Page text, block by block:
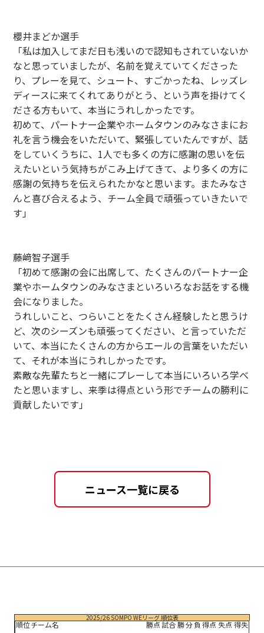
櫻井まどか選手
「私は加入してまだ日も浅いので認知もされていないか
なと思っていましたが、名前を覚えていてくださった
り、プレーを見て、シュート、すごかったね、レッズレ
ディースに来てくれてありがとう、という声を掛けてく
ださる方もいて、本当にうれしかったです。
初めて、パートナー企業やホームタウンのみなさまにお
礼を言う機会をいただいて、緊張していたんですが、話
をしていくうちに、1人でも多くの方に感謝の思いを伝
えたいという気持ちがこみ上げてきて、より多くの方に
感謝の気持ちを伝えられたかなと思います。またみなさ
んと喜び合えるよう、チーム全員で頑張っていきたいで
す」
藤﨑智子選手
「初めて感謝の会に出席して、たくさんのパートナー企
業やホームタウンのみなさまといろいろなお話をする機
会になりました。
うれしいこと、つらいことをたくさん経験したと思うけ
ど、次のシーズンも頑張ってください、と言っていただ
いて、本当にたくさんの方からエールの言葉をいただい
て、それが本当にうれしかったです。
素敵な先輩たちと一緒にプレーして本当にいろいろ学べ
たと思いますし、来季は得点という形でチームの勝利に
貢献したいです」
ニュース一覧に戻る
2025/26 SOMPO WEリーグ 順位表
順位チーム名 勝点試合勝分負得点失点得失